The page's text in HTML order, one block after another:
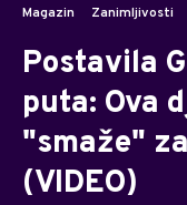
Magazin Zanimljivosti
Postavila
puta: Ova
"smaže"
(VIDEO)